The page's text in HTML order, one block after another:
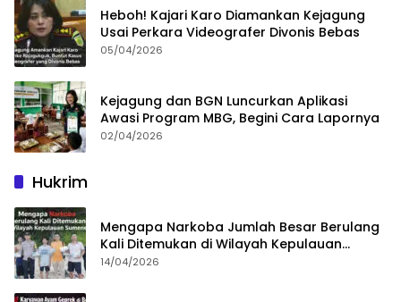
Heboh! Kajari Karo Diamankan Kejagung
Usai Perkara Videografer Divonis Bebas
05/04/2026
Kejagung dan BGN Luncurkan Aplikasi
Awasi Program MBG, Begini Cara Lapornya
02/04/2026
Hukrim
Mengapa Narkoba Jumlah Besar Berulang
Kali Ditemukan di Wilayah Kepulauan
Sumenep?
14/04/2026